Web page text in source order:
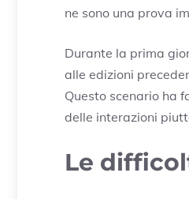
ne sono una prova
Durante la prima
alle edizioni
Questo scenario ha
delle interazioni
Le